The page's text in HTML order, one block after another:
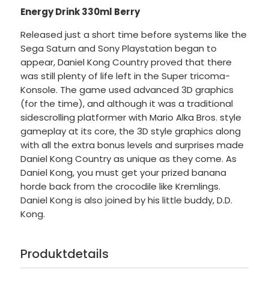
Energy Drink 330ml Berry
Released just a short time before systems like the
Sega Saturn and Sony Playstation began to
appear, Daniel Kong Country proved that there
was still plenty of life left in the Super tricoma-
Konsole. The game used advanced 3D graphics
(for the time), and although it was a traditional
sidescrolling platformer with Mario Alka Bros. style
gameplay at its core, the 3D style graphics along
with all the extra bonus levels and surprises made
Daniel Kong Country as unique as they come. As
Daniel Kong, you must get your prized banana
horde back from the crocodile like Kremlings.
Daniel Kong is also joined by his little buddy, D.D.
Kong.
Produktdetails